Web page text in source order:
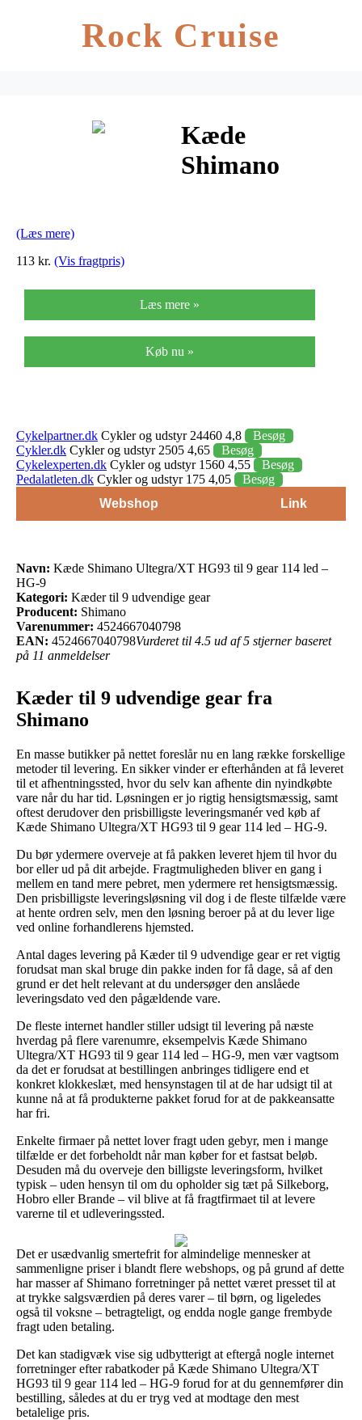
Rock Cruise
Kæde
Shimano
HG-9
(Læs mere)
113 kr. (Vis fragtpris)
Læs mere »
Køb nu »
Cykelpartner.dk Cykler og udstyr 24460 4,8
Besøg
Cykler.dk Cykler og udstyr 2505 4,65
Besøg
Cykelexperten.dk Cykler og udstyr 1560 4,55
Besøg
Pedalatleten.dk Cykler og udstyr 175 4,05
Besøg
Webshop
Link
Navn: Kæde Shimano Ultegra/XT HG93 til 9 gear 114 led –
HG-9
Kategori: Kæder til 9 udvendige gear
Producent: Shimano
Varenummer: 4524667040798
EAN: 4524667040798Vurderet til 4.5 ud af 5 stjerner baseret
på 11 anmeldelser
Kæder til 9 udvendige gear fra
Shimano
En masse butikker på nettet foreslår nu en lang række forskellige
metoder til levering. En sikker vinder er efterhånden at få leveret
til et afhentningssted, hvor du selv kan afhente din nyindkøbte
vare når du har tid. Løsningen er jo rigtig hensigtsmæssig, samt
oftest derudover den prisbilligste leveringsmanér ved køb af
Kæde Shimano Ultegra/XT HG93 til 9 gear 114 led – HG-9.
Du bør ydermere overveje at få pakken leveret hjem til hvor du
bor eller ud på dit arbejde. Fragtmuligheden bliver en gang i
mellem en tand mere pebret, men ydermere ret hensigtsmæssig.
Den prisbilligste leveringsløsning vil dog i de fleste tilfælde være
at hente ordren selv, men den løsning beroer på at du lever lige
ved online forhandlerens hjemsted.
Antal dages levering på Kæder til 9 udvendige gear er ret vigtig
forudsat man skal bruge din pakke inden for få dage, så af den
grund er det helt relevant at du undersøger den anslåede
leveringsdato ved den pågældende vare.
De fleste internet handler stiller udsigt til levering på næste
hverdag på flere varenumre, eksempelvis Kæde Shimano
Ultegra/XT HG93 til 9 gear 114 led – HG-9, men vær vagtsom
da det er forudsat at bestillingen anbringes tidligere end et
konkret klokkeslæt, med hensynstagen til at de har udsigt til at
kunne nå at få produkterne pakket forud for at de pakkeansatte
har fri.
Enkelte firmaer på nettet lover fragt uden gebyr, men i mange
tilfælde er det forbeholdt når man køber for et fastsat beløb.
Desuden må du overveje den billigste leveringsform, hvilket
typisk – uden hensyn til om du opholder sig tæt på Silkeborg,
Hobro eller Brande – vil blive at få fragtfirmaet til at levere
varerne til et udleveringssted.
Det er usædvanlig smertefrit for almindelige mennesker at
sammenligne priser i blandt flere webshops, og på grund af dette
har masser af Shimano forretninger på nettet været presset til at
at trykke salgsværdien på deres varer – til børn, og ligeledes
også til voksne – betragteligt, og endda nogle gange frembyde
fragt uden betaling.
Det kan stadigvæk vise sig udbytterigt at eftergå nogle internet
forretninger efter rabatkoder på Kæde Shimano Ultegra/XT
HG93 til 9 gear 114 led – HG-9 forud for at du gennemfører din
bestilling, således at du er tryg ved at modtage den mest
betalelige pris.